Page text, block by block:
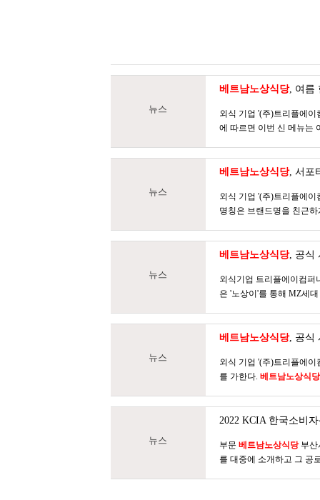
뉴스
베트남노상식당, 여름
외식 기업 '(주)트리플에
에 따르면 이번 신 메뉴는
뉴스
베트남노상식당, 서포
외식 기업 '(주)트리플에
명칭은 브랜드명을 친근
뉴스
베트남노상식당, 공식
외식기업 트리플에이컴퍼
은 '노상이'를 통해 MZ세
뉴스
베트남노상식당, 공식
외식 기업 '(주)트리플에
를 가한다. 베트남노상식당
뉴스
2022 KCIA 한국소비
부문 베트남노상식당부산
를 대중에 소개하고 그 공